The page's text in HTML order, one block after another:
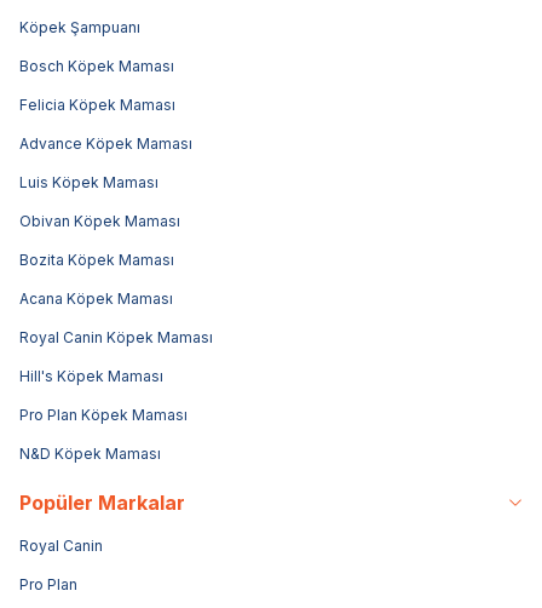
Köpek Şampuanı
Bosch Köpek Maması
Felicia Köpek Maması
Advance Köpek Maması
Luis Köpek Maması
Obivan Köpek Maması
Bozita Köpek Maması
Acana Köpek Maması
Royal Canin Köpek Maması
Hill's Köpek Maması
Pro Plan Köpek Maması
N&D Köpek Maması
Popüler Markalar
Royal Canin
Pro Plan